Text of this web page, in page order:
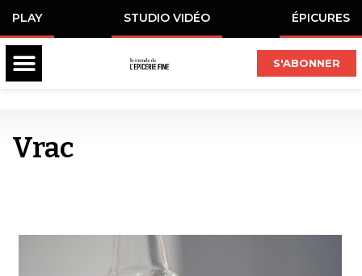
PLAY STUDIO VIDÉO ÉPICURES
S'ABONNER
Vrac